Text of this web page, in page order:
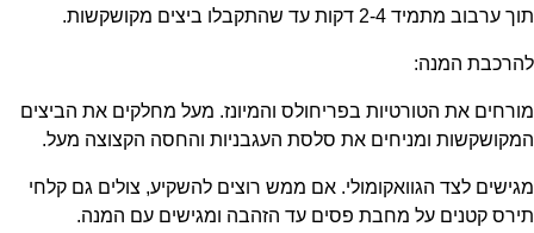
תוך ערבוב מתמיד 2-4 דקות עד שהתקבלו ביצים מקושקשות.
להרכבת המנה:
מורחים את הטורטיות בפריחולס והמיונז. מעל מחלקים את הביצים
המקושקשות ומניחים את סלסת העגבניות והחסה הקצוצה מעל.
מגישים לצד הגוואקומולי. אם ממש רוצים להשקיע, צולים גם קלחי
תירס קטנים על מחבת פסים עד הזהבה ומגישים עם המנה.